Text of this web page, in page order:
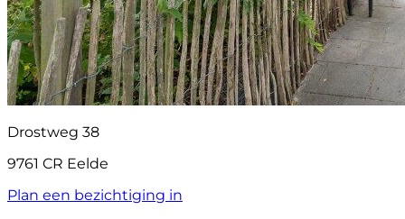
Drostweg 38
9761 CR Eelde
Plan een bezichtiging in